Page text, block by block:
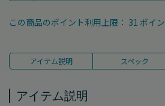
この商品のポイント利用上限： 31 ポイ
アイテム説明 スペック
アイテム説明